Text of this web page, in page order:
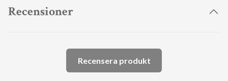
Recensioner
Recensera produkt